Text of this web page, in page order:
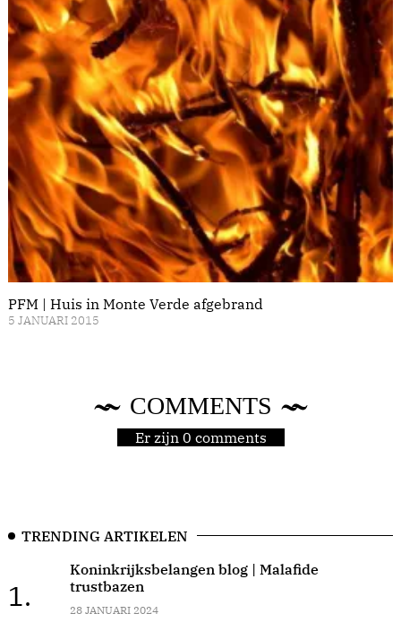
PFM | Huis in Monte Verde afgebrand
5 JANUARI 2015
COMMENTS
Er zijn 0 comments
TRENDING ARTIKELEN
1.
Koninkrijksbelangen blog | Malafide
trustbazen
28 JANUARI 2024